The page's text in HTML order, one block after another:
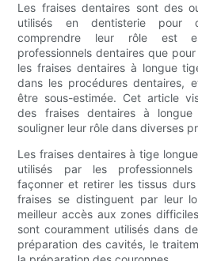
Les fraises dentaires sont des
utilisés en dentisterie pour
comprendre leur rôle est
professionnels dentaires que
les fraises dentaires à longue
dans les procédures dentaires,
être sous-estimée. Cet article
des fraises dentaires à
souligner leur rôle dans diverses
Les fraises dentaires à tige
utilisés par les
façonner et retirer les tissus
fraises se distinguent par leur
meilleur accès aux zones
sont couramment utilisés dans
préparation des cavités, le